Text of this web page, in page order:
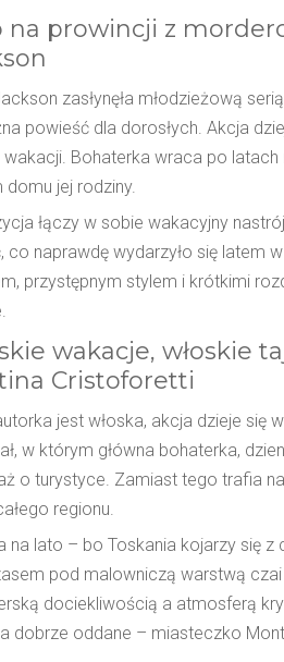
na prowincji z
zasłynęła młodzieżową
powieść dla dorosłych. Akcja
wakacji. Bohaterka wraca po
domu jej rodziny.
łączy w sobie wakacyjny
co naprawdę wydarzyło się latem
przystępnym stylem i krótkimi
wakacje, włoskie
Cristoforetti
jest włoska, akcja dzieje się
w którym główna bohaterka,
o turystyce. Zamiast tego trafia
regionu.
na lato – bo Toskania kojarzy się z
pod malowniczą warstwą
dociekliwością a atmosferą
dobrze oddane – miasteczko